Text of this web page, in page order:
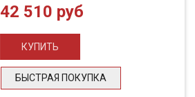
42 510 руб
БЫСТРАЯ ПОКУПКА